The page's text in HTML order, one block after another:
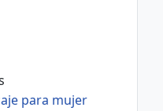
para mujer